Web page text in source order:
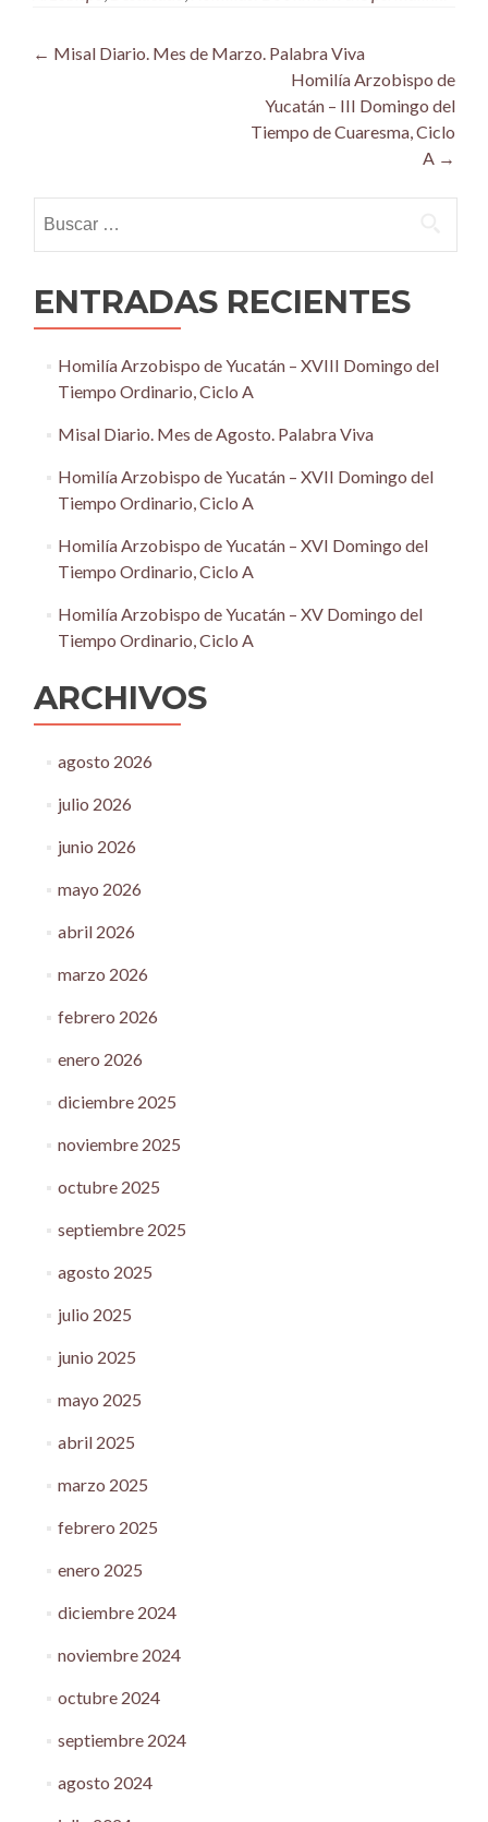
Post
← Misal Diario. Mes de Marzo. Palabra Viva
Homilía Arzobispo de
Yucatán – III Domingo del
Tiempo de Cuaresma, Ciclo
A →
ENTRADAS RECIENTES
Homilía Arzobispo de Yucatán – XVIII Domingo del
Tiempo Ordinario, Ciclo A
Misal Diario. Mes de Agosto. Palabra Viva
Homilía Arzobispo de Yucatán – XVII Domingo del
Tiempo Ordinario, Ciclo A
Homilía Arzobispo de Yucatán – XVI Domingo del
Tiempo Ordinario, Ciclo A
Homilía Arzobispo de Yucatán – XV Domingo del
Tiempo Ordinario, Ciclo A
ARCHIVOS
agosto 2026
julio 2026
junio 2026
mayo 2026
abril 2026
marzo 2026
febrero 2026
enero 2026
diciembre 2025
noviembre 2025
octubre 2025
septiembre 2025
agosto 2025
julio 2025
junio 2025
mayo 2025
abril 2025
marzo 2025
febrero 2025
enero 2025
diciembre 2024
noviembre 2024
octubre 2024
septiembre 2024
agosto 2024